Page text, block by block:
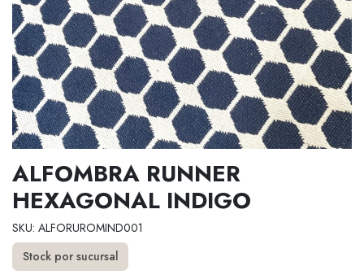
ALFOMBRA RUNNER
HEXAGONAL INDIGO
SKU: ALFORUROMIND001
Stock por sucursal